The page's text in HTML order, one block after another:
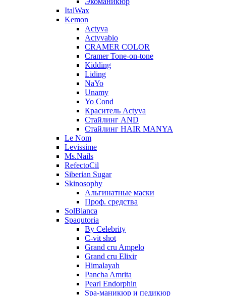
ItalWax
Kemon
Actyva
Actyvabio
CRAMER COLOR
Cramer Tone-on-tone
Kidding
Liding
NaYo
Unamy
Yo Cond
Краситель Actyva
Стайлинг AND
Стайлинг HAIR MANYA
Le Nom
Levissime
Ms.Nails
RefectoCil
Siberian Sugar
Skinosophy
Альгинатные маски
Проф. средства
SolBianca
Spaqutoria
By Celebrity
C-vit shot
Grand cru Ampelo
Grand сru Elixir
Himalayah
Pancha Amrita
Pearl Endorphin
Spa-маникюр и педикюр